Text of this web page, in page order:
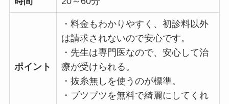
ポイント
・料金もわかりやすく、初診料以外
は請求されないので安心です。
・先生は専門医なので、安心して治
療が受けられる。
・抜糸無しを使うのが標準。
・ブツブツを無料で綺麗にしてくれ